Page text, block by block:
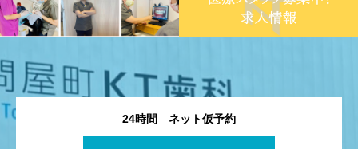
24時間 ネット仮予約